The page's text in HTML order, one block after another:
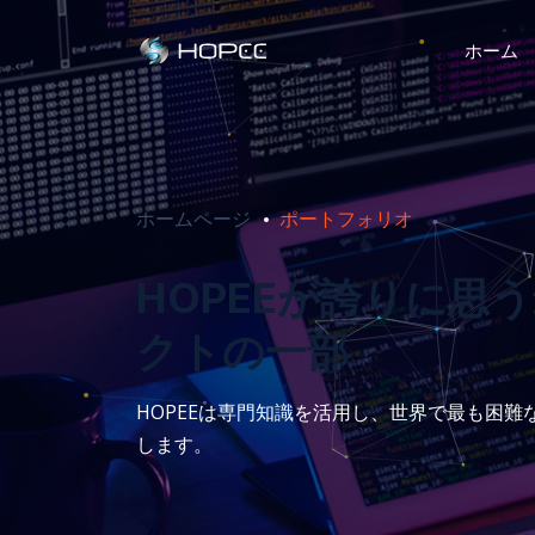
ホーム
ホームページ ポートフォリオ
HOPEEが誇りに思
クトの一部
HOPEEは専門知識を活用し、世界で最も困
します。